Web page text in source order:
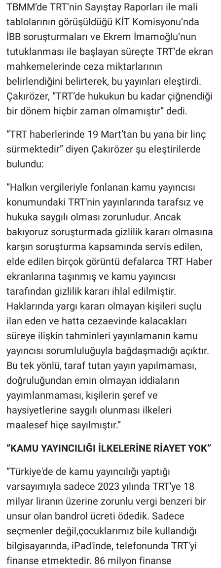
TBMM’de TRT’nin Sayıştay Raporları ile mali
tablolarının görüşüldüğü KİT Komisyonu’nda
İBB soruşturmaları ve Ekrem İmamoğlu’nun
tutuklanması ile başlayan süreçte TRT’de ekran
mahkemelerinde ceza miktarlarının
belirlendiğini belirterek, bu yayınları eleştirdi.
Çakırözer, “TRT’de hukukun bu kadar çiğnendiği
bir dönem hiçbir zaman olmamıştır” dedi.
“TRT haberlerinde 19 Mart’tan bu yana bir linç
sürmektedir” diyen Çakırözer şu eleştirilerde
bulundu:
“Halkın vergileriyle fonlanan kamu yayıncısı
konumundaki TRT'nin yayınlarında tarafsız ve
hukuka saygılı olması zorunludur. Ancak
bakıyoruz soruşturmada gizlilik kararı olmasına
karşın soruşturma kapsamında servis edilen,
elde edilen birçok görüntü defalarca TRT Haber
ekranlarına taşınmış ve kamu yayıncısı
tarafından gizlilik kararı ihlal edilmiştir.
Haklarında yargı kararı olmayan kişileri suçlu
ilan eden ve hatta cezaevinde kalacakları
süreye ilişkin tahminleri yayınlamanın kamu
yayıncısı sorumluluğuyla bağdaşmadığı açıktır.
Bu tek yönlü, taraf tutan yayın yapılmaması,
doğruluğundan emin olmayan iddiaların
yayımlanmaması, kişilerin şeref ve
haysiyetlerine saygılı olunması ilkeleri
maalesef hiçe sayılmıştır.”
“KAMU YAYINCILIĞI İLKELERİNE RİAYET YOK”
“Türkiye'de de kamu yayıncılığı yaptığı
varsayımıyla sadece 2023 yılında TRT'ye 18
milyar liranın üzerine zorunlu vergi benzeri bir
unsur olan bandrol ücreti ödedik. Sadece
seçmenler değil,çocuklarımız bile kullandığı
bilgisayarında, iPad'inde, telefonunda TRT'yi
finanse etmektedir. 86 milyon finanse